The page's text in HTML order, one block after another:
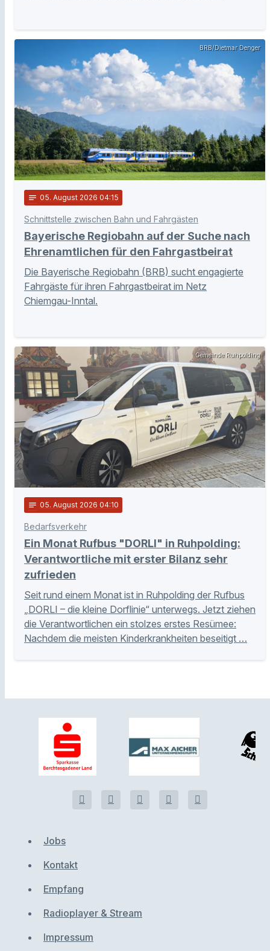
BRB/Dietmar Denger
notes 05. August 2026 04:15
Schnittstelle zwischen Bahn und Fahrgästen
Bayerische Regiobahn auf der Suche nach
Ehrenamtlichen für den Fahrgastbeirat
Die Bayerische Regiobahn (BRB) sucht engagierte
Fahrgäste für ihren Fahrgastbeirat im Netz
Chiemgau-Inntal.
Gemeinde Ruhpolding
notes 05. August 2026 04:10
Bedarfsverkehr
Ein Monat Rufbus "DORLI" in Ruhpolding:
Verantwortliche mit erster Bilanz sehr
zufrieden
Seit rund einem Monat ist in Ruhpolding der Rufbus
„DORLI – die kleine Dorflinie“ unterwegs. Jetzt ziehen
die Verantwortlichen ein stolzes erstes Resümee:
Nachdem die meisten Kinderkrankheiten beseitigt …
Jobs
Kontakt
Empfang
Radioplayer & Stream
Impressum